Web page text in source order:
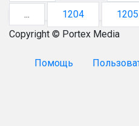
... 1204
1205
Copyright © Portex Media
Помощь